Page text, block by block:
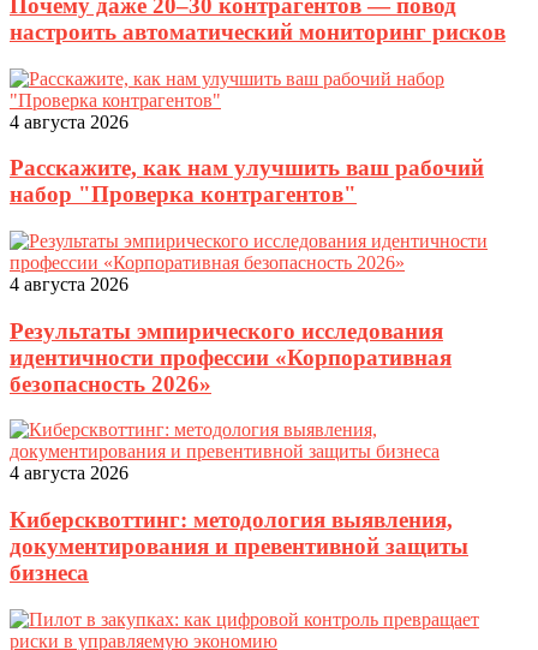
Почему даже 20–30 контрагентов — повод
настроить автоматический мониторинг рисков
4 августа 2026
Расскажите, как нам улучшить ваш рабочий
набор "Проверка контрагентов"
4 августа 2026
Результаты эмпирического исследования
идентичности профессии «Корпоративная
безопасность 2026»
4 августа 2026
Киберсквоттинг: методология выявления,
документирования и превентивной защиты
бизнеса